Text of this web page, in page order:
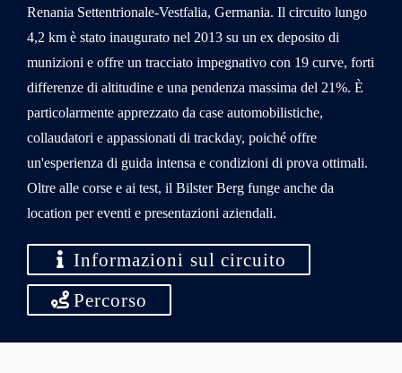
Renania Settentrionale-Vestfalia, Germania. Il circuito lungo
4,2 km è stato inaugurato nel 2013 su un ex deposito di
munizioni e offre un tracciato impegnativo con 19 curve, forti
differenze di altitudine e una pendenza massima del 21%. È
particolarmente apprezzato da case automobilistiche,
collaudatori e appassionati di trackday, poiché offre
un'esperienza di guida intensa e condizioni di prova ottimali.
Oltre alle corse e ai test, il Bilster Berg funge anche da
location per eventi e presentazioni aziendali.
Informazioni sul circuito
Percorso